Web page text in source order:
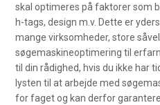
skal optimeres på faktorer som
h-tags, design m.v. Dette er
mange virksomheder, store
søgemaskineoptimering til
til din rådighed, hvis du ikke har
lysten til at arbejde med
for faget og kan derfor